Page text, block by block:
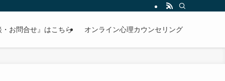
お問合せ』はこちら オンライン心理カウンセリング